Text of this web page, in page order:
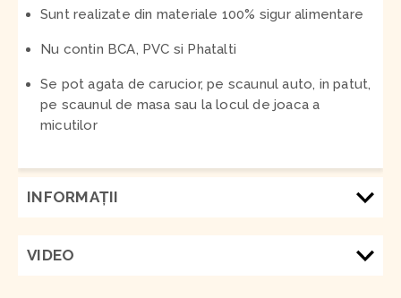
Sunt realizate din materiale 100% sigur alimentare
Nu contin BCA, PVC si Phatalti
Se pot agata de carucior, pe scaunul auto, in patut,
pe scaunul de masa sau la locul de joaca a
micutilor
INFORMAŢII
VIDEO